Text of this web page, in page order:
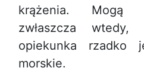
krążenia. Mogą
zwłaszcza
opiekunka rzadko
morskie.